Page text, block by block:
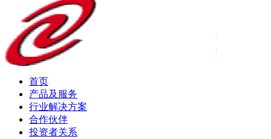
首页
产品及服务
行业解决方案
合作伙伴
投资者关系